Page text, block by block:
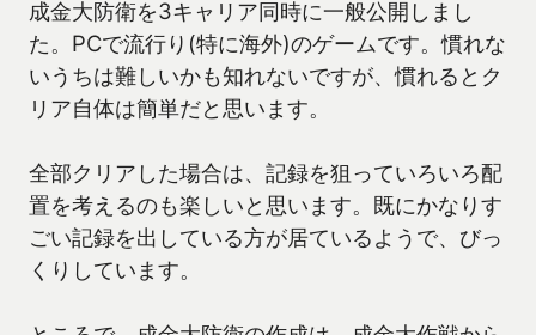
成金大防衛を3キャリア同時に一般公開しまし
た。PCで流行り(特に海外)のゲームです。慣れな
いうちは難しいかも知れないですが、慣れるとク
リア自体は簡単だと思います。
全部クリアした場合は、記録を狙っていろいろ配
置を考えるのも楽しいと思います。既にかなりす
ごい記録を出している方が居ているようで、びっ
くりしています。